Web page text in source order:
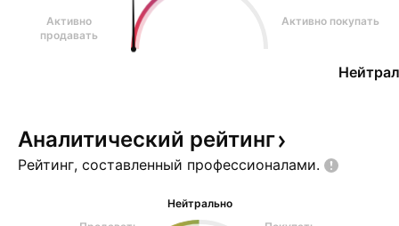
Активно
продавать
Активно покупать
Аналитический рейтинг
Рейтинг, составленный профессионалами.
Нейтрально